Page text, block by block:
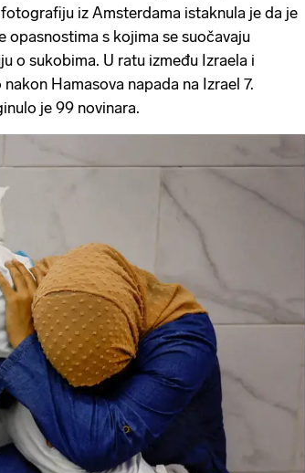
iz Amsterdama istaknula je da je
opasnostima s kojima se suočavaju
o sukobima. U ratu između Izraela i
Hamasova napada na Izrael 7.
je 99 novinara.